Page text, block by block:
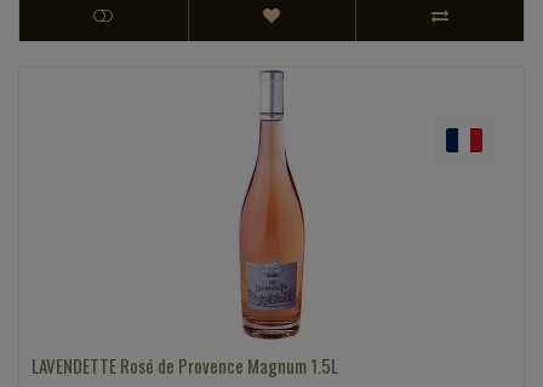
LAVENDETTE Rosé de Provence Magnum 1.5L